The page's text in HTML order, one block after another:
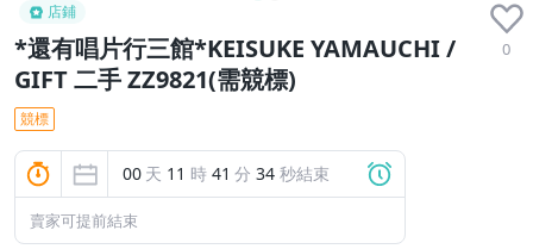
店鋪
*還有唱片行三館*KEISUKE YAMAUCHI /
GIFT 二手 ZZ9821(需競標)
0
競標
00 天 11 時 41 分 33 秒結束
賣家可提前結束